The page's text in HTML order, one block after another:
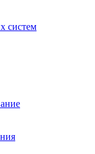
систем